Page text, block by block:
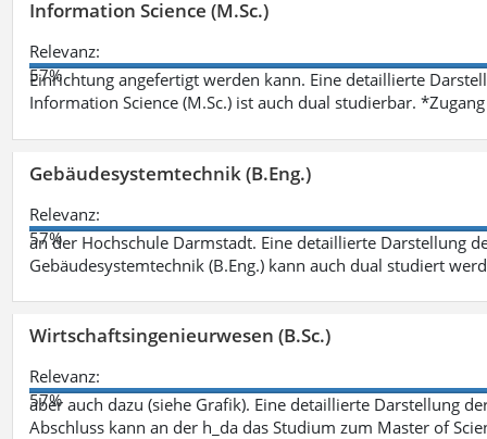
Information Science (M.Sc.)
Relevanz:
57%
Einrichtung angefertigt werden kann. Eine detaillierte
Information Science (M.Sc.) ist auch dual studierbar.
Gebäudesystemtechnik (B.Eng.)
Relevanz:
57%
an der Hochschule Darmstadt. Eine detaillierte Darstellung
Gebäudesystemtechnik (B.Eng.) kann auch dual studiert
Wirtschaftsingenieurwesen (B.Sc.)
Relevanz:
57%
aber auch dazu (siehe Grafik). Eine detaillierte Darstellung
Abschluss kann an der h_da das Studium zum Master of